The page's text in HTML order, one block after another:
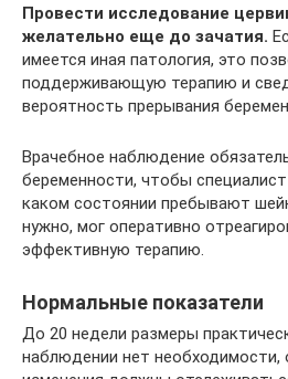
Провести исследование
желательно еще до зачатия.
имеется иная патология, это
поддерживающую терапию и
вероятность прерывания
Врачебное наблюдение
беременности, чтобы
каком состоянии пребывают
нужно, мог оперативно
эффективную терапию.
Нормальные показатели
До 20 недели размеры
наблюдении нет необходимости,